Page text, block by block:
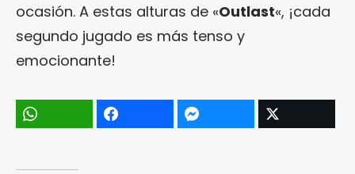
ocasión. A estas alturas de «Outlast«, ¡cada
segundo jugado es más tenso y
emocionante!